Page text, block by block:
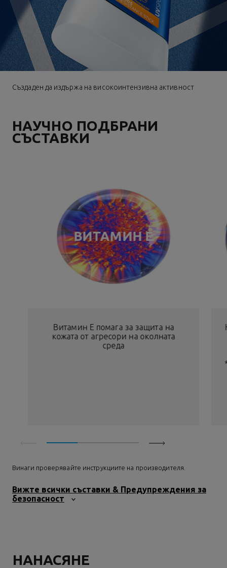
Създаден да издържа на високоинтензивна активност
НАУЧНО ПОДБРАНИ
СЪСТАВКИ
ВИТАМИН Е
Витамин Е помага за защита на
кожата от агресори на околната
среда
Винаги проверявайте инструкциите на производителя.
Вижте всички съставки & Предупреждения за
безопасност
НАНАСЯНЕ